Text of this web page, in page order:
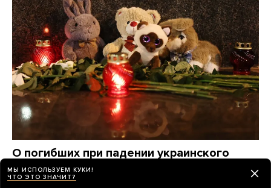
О погибших при падении украинского
дрона на пляж в Геленджике по-прежнему
известно крайне мало. Вот что удалось
МЫ ИСПОЛЬЗУЕМ КУКИ!
ЧТО ЭТО ЗНАЧИТ?